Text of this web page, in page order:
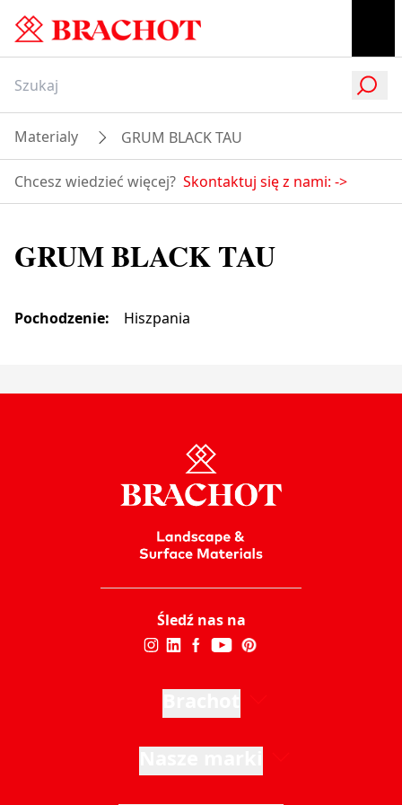
Materialy GRUM BLACK TAU
Chcesz wiedzieć więcej? Skontaktuj się z nami: ->
GRUM BLACK TAU
Pochodzenie: Hiszpania
Śledź nas na